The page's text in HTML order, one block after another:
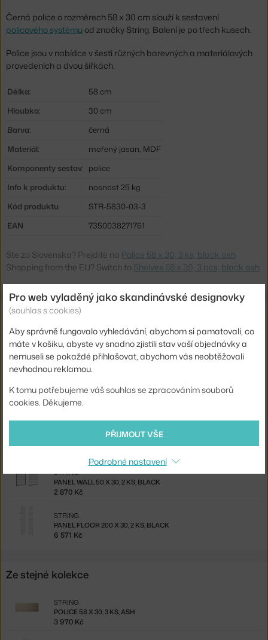
Černá police o rozměrech 58 x 30 cm slouží k sestavení
policového systému od značky String. Balení je po třech kusech.
Police jsou v nabídce v šesti různých barevných a materiálových
provedeních a dvou šířkách.
Délka:
58 cm
Hloubka:
30 cm
Barva:
černá
Materiál:
mořený jasan, MDF
Komponenty sestav: police
Info k produktu:
nosnost 25 kg
Kód produktu
STR-5830-03-3
EAN
7350038271761
Ste zo Slovenska? Prejdite na Police 58 x 30, 3 ks, black ash
Shopping from the EU? Switch to Shelves 58 x 30, 3 pcs, black ash
Související produkty
PANEL FLOOR 115 X 30, 2 KS, BLACK
STRING
4 956 Kč
PANEL FLOOR 85 X 30, 2 KS, BLACK
STRING
4 038 Kč
PANEL WALL 75 X 30, 2 KS, BLACK
3 060 Kč
PANEL WALL 50 X 30, 2 KS, BLACK
STRING
2 870 Kč
PANEL FLOOR 200 X 30, 2 KS, BLACK
STRING
6 571 Kč
Ze stejné kolekce
POLICE 58 X 30, 3 KS, ASH
STRING
3 970 Kč
Pro web vyladěný jako skandinávské designovky
(souhlas s cookies)
Aby správně fungovalo vyhledávání, abychom si pamatovali, co
máte v košíku, abyste vy snadno zjistili stav vaší objednávky a
nemuseli se pokaždé přihlašovat, abychom vás neobtěžovali
nevhodnou reklamou.
K tomu potřebujeme váš souhlas se zpracováním souborů
cookies. Děkujeme.
PŘIJMOUT VŠE
Podrobné nastavení